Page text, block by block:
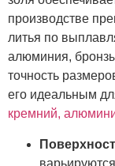
производстве
литья по
алюминия,
точность
его идеальным
кремний,